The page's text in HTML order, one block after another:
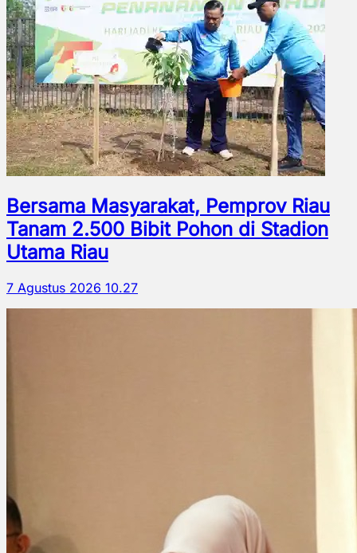
Bersama Masyarakat, Pemprov Riau
Tanam 2.500 Bibit Pohon di Stadion
Utama Riau
7 Agustus 2026 10.27